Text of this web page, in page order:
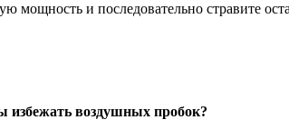
и последовательно стравите
избежать воздушных пробок?